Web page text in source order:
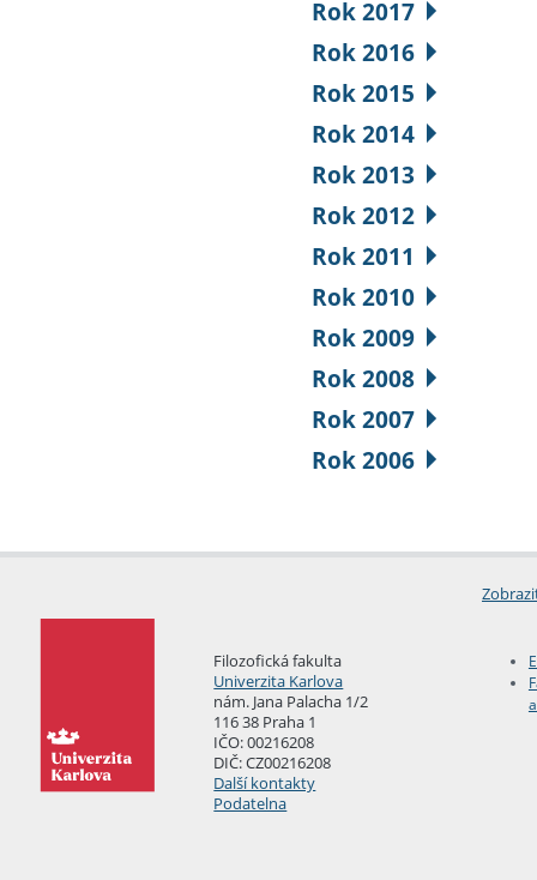
Rok 2017
Rok 2016
Rok 2015
Rok 2014
Rok 2013
Rok 2012
Rok 2011
Rok 2010
Rok 2009
Rok 2008
Rok 2007
Rok 2006
Filozofická fakulta
Univerzita Karlova
nám. Jana Palacha 1/2
116 38 Praha 1
IČO: 00216208
DIČ: CZ00216208
Další kontakty
Podatelna